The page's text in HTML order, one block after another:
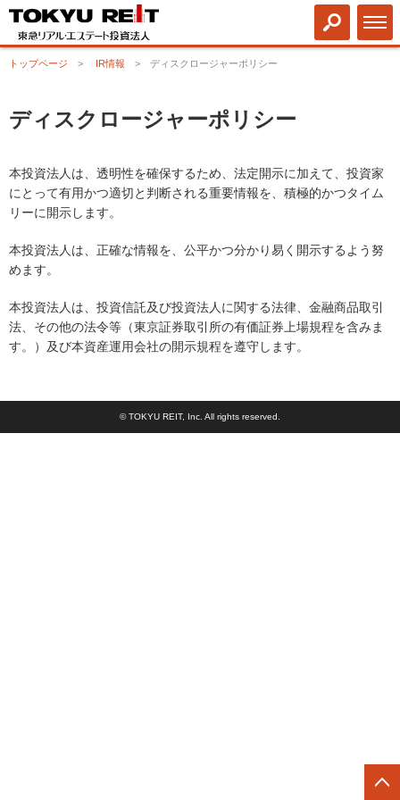
トップページ IR情報 ディスクロージャーポリシー
ディスクロージャーポリシー
本投資法人は、透明性を確保するため、法定開示に加えて、投資家
にとって有用かつ適切と判断される重要情報を、積極的かつタイム
リーに開示します。
本投資法人は、正確な情報を、公平かつ分かり易く開示するよう努
めます。
本投資法人は、投資信託及び投資法人に関する法律、金融商品取引
法、その他の法令等（東京証券取引所の有価証券上場規程を含みま
す。）及び本資産運用会社の開示規程を遵守します。
© TOKYU REIT, Inc. All rights reserved.